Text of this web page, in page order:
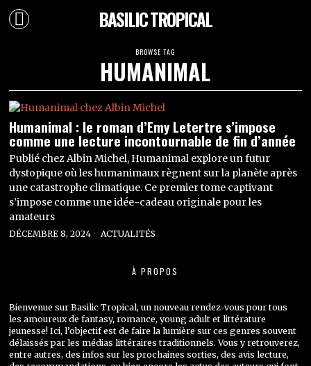
BASILIC TROPICAL
BROWSE TAG
HUMANIMAL
Humanimal : le roman d’Emy Letertre s’impose
comme une lecture incontournable de fin d’année
Publié chez Albin Michel, Humanimal explore un futur
dystopique où les humanimaux règnent sur la planète après
une catastrophe climatique. Ce premier tome captivant
s’impose comme une idée-cadeau originale pour les
amateurs
DÉCEMBRE 8, 2024 ACTUALITÉS
À PROPOS
Bienvenue sur Basilic Tropical, un nouveau rendez-vous pour tous
les amoureux de fantasy, romance, young adult et littérature
jeunesse! Ici, l’objectif est de faire la lumière sur ces genres souvent
délaissés par les médias littéraires traditionnels. Vous y retrouverez,
entre autres, des infos sur les prochaines sorties, des avis lecture,